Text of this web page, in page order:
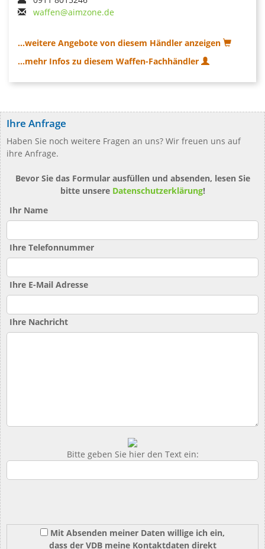
waffen@aimzone.de
...weitere Angebote von diesem Händler anzeigen
...mehr Infos zu diesem Waffen-Fachhändler
Ihre Anfrage
Haben Sie noch weitere Fragen an uns? Wir freuen uns auf
ihre Anfrage.
Bevor Sie das Formular ausfüllen und absenden, lesen Sie
bitte unsere Datenschutzerklärung!
Ihr Name
Ihre Telefonnummer
Ihre E-Mail Adresse
Ihre Nachricht
Bitte geben Sie hier den Text ein:
Mit Absenden meiner Daten willige ich ein,
dass der VDB meine Kontaktdaten direkt